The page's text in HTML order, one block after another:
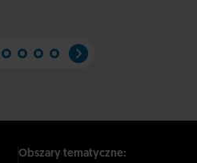
Obszary tematyczne: